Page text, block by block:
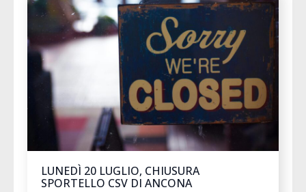
LUNEDÌ 20 LUGLIO, CHIUSURA
SPORTELLO CSV DI ANCONA